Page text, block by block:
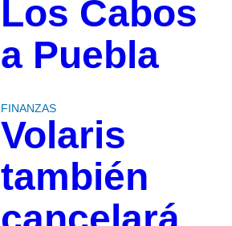
Los Cabos
a Puebla
FINANZAS
Volaris
también